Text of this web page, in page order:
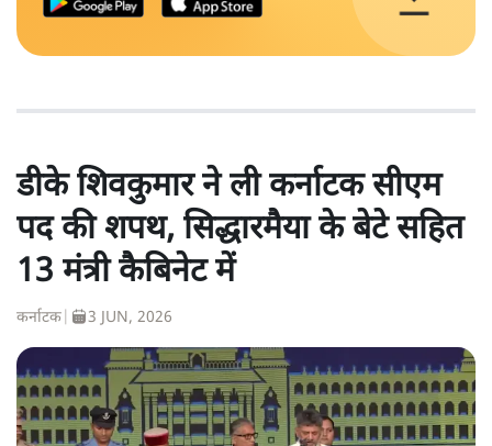
डीके शिवकुमार ने ली कर्नाटक सीएम
पद की शपथ, सिद्धारमैया के बेटे सहित
13 मंत्री कैबिनेट में
कर्नाटक 3 JUN, 2026